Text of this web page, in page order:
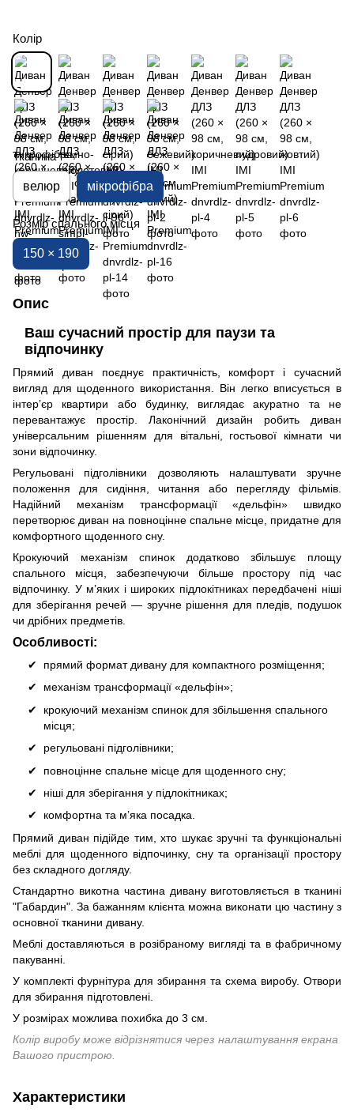
Колір
Тканина
велюр мікрофібра
Розмір спального місця
150 × 190
Опис
Ваш сучасний простір для паузи та
відпочинку
Прямий диван поєднує практичність, комфорт і сучасний
вигляд для щоденного використання. Він легко вписується в
інтер’єр квартири або будинку, виглядає акуратно та не
перевантажує простір. Лаконічний дизайн робить диван
універсальним рішенням для вітальні, гостьової кімнати чи
зони відпочинку.
Регульовані підголівники дозволяють налаштувати зручне
положення для сидіння, читання або перегляду фільмів.
Надійний механізм трансформації «дельфін» швидко
перетворює диван на повноцінне спальне місце, придатне для
комфортного щоденного сну.
Крокуючий механізм спинок додатково збільшує площу
спального місця, забезпечуючи більше простору під час
відпочинку. У м’яких і широких підлокітниках передбачені ніші
для зберігання речей — зручне рішення для пледів, подушок
чи дрібних предметів.
Особливості:
прямий формат дивану для компактного розміщення;
механізм трансформації «дельфін»;
крокуючий механізм спинок для збільшення спального
місця;
регульовані підголівники;
повноцінне спальне місце для щоденного сну;
ніші для зберігання у підлокітниках;
комфортна та м’яка посадка.
Прямий диван підійде тим, хто шукає зручні та функціональні
меблі для щоденного відпочинку, сну та організації простору
без складного догляду.
Стандартно викотна частина дивану виготовляється в тканині
"Габардин". За бажанням клієнта можна виконати цю частину з
основної тканини дивану.
Меблі доставляються в розібраному вигляді та в фабричному
пакуванні.
У комплекті фурнітура для збирання та схема виробу. Отвори
для збирання підготовлені.
У розмірах можлива похибка до 3 см.
Колір виробу може відрізнятися через налаштування екрана
Вашого пристрою.
Характеристики